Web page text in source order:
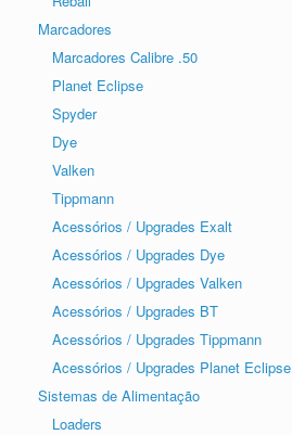
Marcadores
Marcadores Calibre .50
Planet Eclipse
Spyder
Dye
Valken
Tippmann
Acessórios / Upgrades Exalt
Acessórios / Upgrades Dye
Acessórios / Upgrades Valken
Acessórios / Upgrades BT
Acessórios / Upgrades Tippmann
Acessórios / Upgrades Planet Eclipse
Sistemas de Alimentação
Loaders